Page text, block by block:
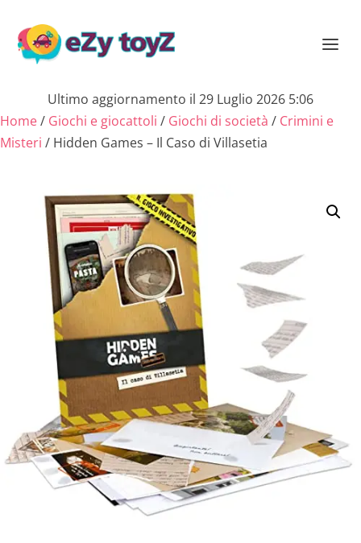
Ultimo aggiornamento il 29 Luglio 2026 5:06
Home/ Giochi e giocattoli / Giochi di società / Crimini e
Misteri / Hidden Games – Il Caso di Villasetia